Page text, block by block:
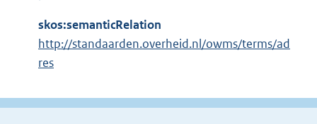
skos:semanticRelation
http://standaarden.overheid.nl/owms/terms/ad
res